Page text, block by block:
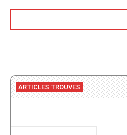
ARTICLES TROUVES